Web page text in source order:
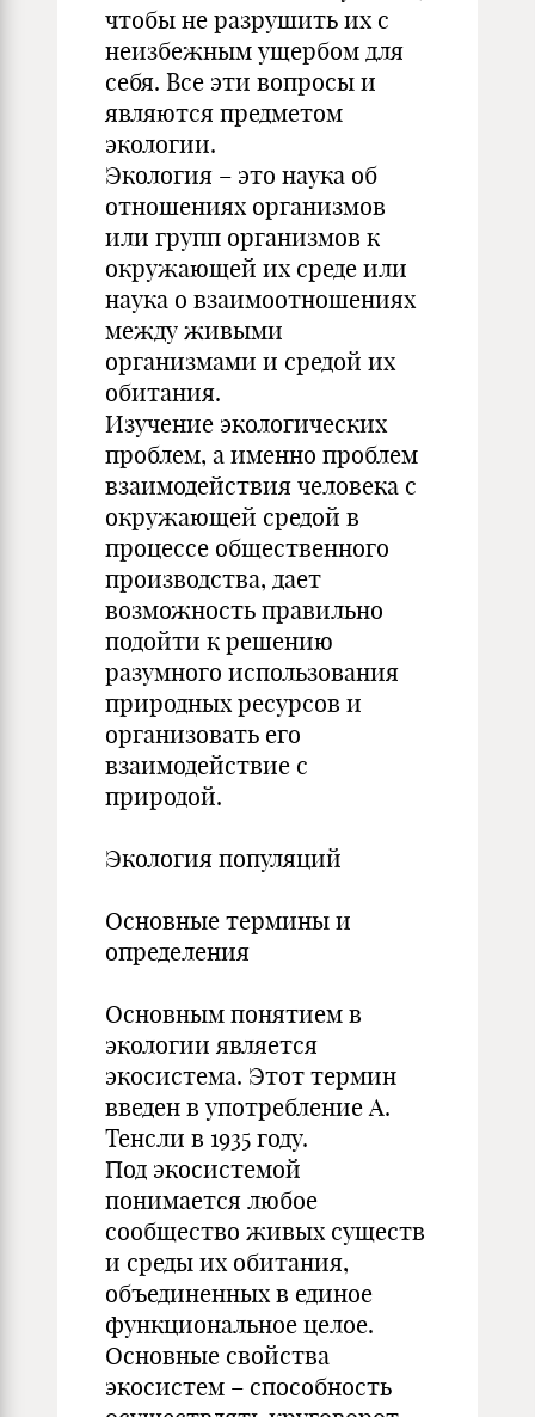
чтобы не разрушить их с
неизбежным ущербом для
себя. Все эти вопросы и
являются предметом
экологии.
Экология – это наука об
отношениях организмов
или групп организмов к
окружающей их среде или
наука о взаимоотношениях
между живыми
организмами и средой их
обитания.
Изучение экологических
проблем, а именно проблем
взаимодействия человека с
окружающей средой в
процессе общественного
производства, дает
возможность правильно
подойти к решению
разумного использования
природных ресурсов и
организовать его
взаимодействие с
природой.
Экология популяций
Основные термины и
определения
Основным понятием в
экологии является
экосистема. Этот термин
введен в употребление А.
Тенсли в 1935 году.
Под экосистемой
понимается любое
сообщество живых существ
и среды их обитания,
объединенных в единое
функциональное целое.
Основные свойства
экосистем – способность